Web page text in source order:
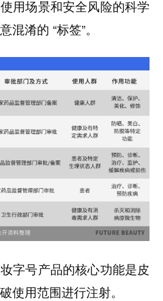
用场景和安全风险的科学
混淆的 “标签”。
字号产品的核心功能是皮
使用范围进行注射。